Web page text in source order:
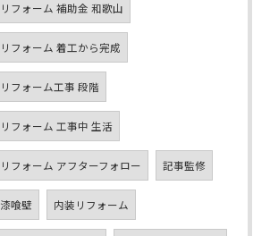
リフォーム 補助金 和歌山
リフォーム 着工から完成
リフォーム工事 段階
リフォーム 工事中 生活
リフォーム アフターフォロー 記事監修
漆喰壁 内装リフォーム